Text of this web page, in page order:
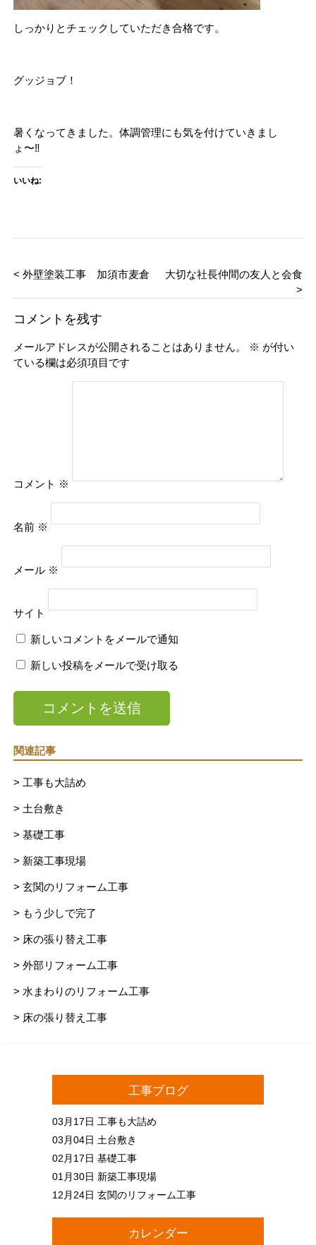
しっかりとチェックしていただき合格です。
グッジョブ！
暑くなってきました。体調管理にも気を付けていきまし
ょ〜‼︎
いいね:
< 外壁塗装工事 加須市麦倉
大切な社長仲間の友人と会食
>
コメントを残す
メールアドレスが公開されることはありません。 ※ が付い
ている欄は必須項目です
コメント ※
名前 ※
メール ※
サイト
新しいコメントをメールで通知
新しい投稿をメールで受け取る
関連記事
> 工事も大詰め
> 土台敷き
> 基礎工事
> 新築工事現場
> 玄関のリフォーム工事
> もう少しで完了
> 床の張り替え工事
> 外部リフォーム工事
> 水まわりのリフォーム工事
> 床の張り替え工事
工事ブログ
03月17日 工事も大詰め
03月04日 土台敷き
02月17日 基礎工事
01月30日 新築工事現場
12月24日 玄関のリフォーム工事
カレンダー